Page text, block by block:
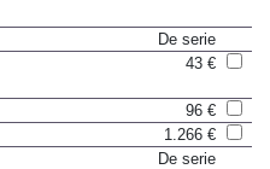
De serie
43 €
96 €
1.266 €
De serie